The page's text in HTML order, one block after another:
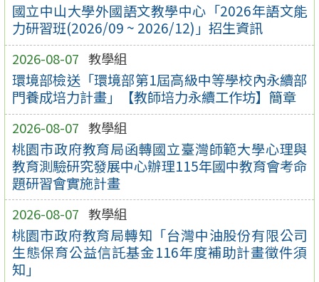
國立中山大學外國語文教學中心「2026年語文能
力研習班(2026/09 ~ 2026/12)」招生資訊
2026-08-07 教學組
環境部檢送「環境部第1屆高級中等學校內永續部
門養成培力計畫」【教師培力永續工作坊】簡章
2026-08-07 教學組
桃園市政府教育局函轉國立臺灣師範大學心理與
教育測驗研究發展中心辦理115年國中教育會考命
題研習會實施計畫
2026-08-07 教學組
桃園市政府教育局轉知「台灣中油股份有限公司
生態保育公益信託基金116年度補助計畫徵件須
知」